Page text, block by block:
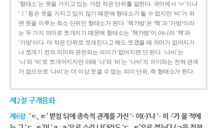
‘형태소’는 뜻을 가지고 있는 가장 작은 단위를 말한다. 국어에서 ‘ㅂ’이나
‘ㅣ’ 등은 뜻을 가지고 있지 않기 때문에 형태소가 될 수 없지만 ‘비’가 되
면 뜻을 이루는 최소 단위인 형태소가 된다. ‘책가방’은 ‘책’과 ‘가방’이라
는 두 가지 의미로 쪼개지기 때문에 형태소는 ‘책가방’이 아니라 ‘책’과
‘가방’이다. 더 작은 단위로 쪼개진다고 해도 쪼갰을 때 의미가 없어지거
나 쪼개기 전의 의미와 관련되는 의미가 없어지면 안 된다. ‘나비’는
‘나’와 ‘비’로 쪼개어지지만 이때 ‘나’와 ‘비’는 ‘나비’의 의미와는 전혀 관계
가 없으므로 ‘나비’는 더 이상 쪼갤 수 없는 의미 단위, 즉 형태소가 된다.
제2절 구개음화
제6항 ‘ㄷ, ㅌ’ 받침 뒤에 종속적 관계를 가진 ‘- 이(-)’나 ‘- 히 -’가 올 적에